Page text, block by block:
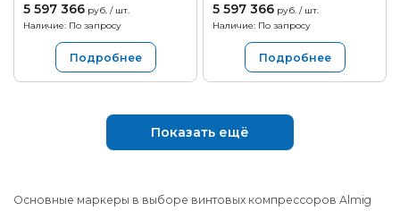
5 597 366 руб. / шт.
Наличие: По запросу
Подробнее
5 597 366 руб. / шт.
Наличие: По запросу
Подробнее
Показать ещё
Основные маркеры в выборе винтовых компрессоров Almig